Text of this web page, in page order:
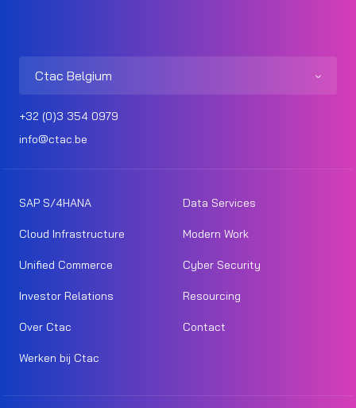
Ctac Belgium
+32 (0)3 354 0979
info@ctac.be
SAP S/4HANA Data Services
Cloud Infrastructure Modern Work
Unified Commerce Cyber Security
Investor Relations Resourcing
Over Ctac Contact
Werken bij Ctac